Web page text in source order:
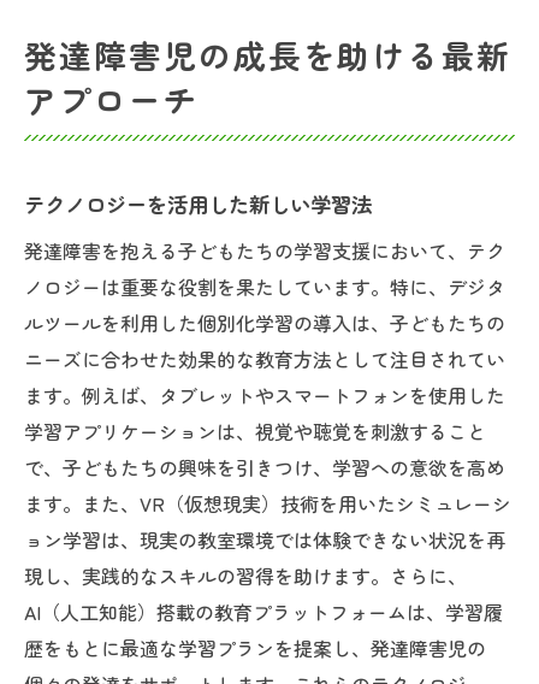
発達障害児の成長を助ける最新
アプローチ
テクノロジーを活用した新しい学習法
発達障害を抱える子どもたちの学習支援において、テク
ノロジーは重要な役割を果たしています。特に、デジタ
ルツールを利用した個別化学習の導入は、子どもたちの
ニーズに合わせた効果的な教育方法として注目されてい
ます。例えば、タブレットやスマートフォンを使用した
学習アプリケーションは、視覚や聴覚を刺激すること
で、子どもたちの興味を引きつけ、学習への意欲を高め
ます。また、VR（仮想現実）技術を用いたシミュレーシ
ョン学習は、現実の教室環境では体験できない状況を再
現し、実践的なスキルの習得を助けます。さらに、
AI（人工知能）搭載の教育プラットフォームは、学習履
歴をもとに最適な学習プランを提案し、発達障害児の